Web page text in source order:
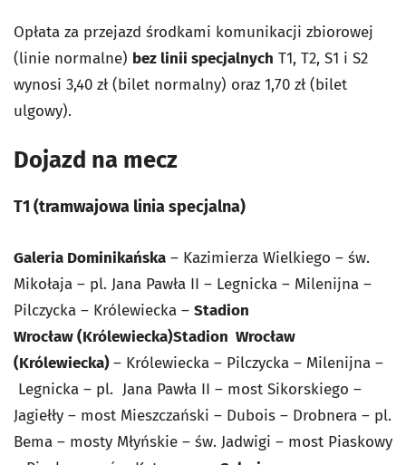
Opłata za przejazd środkami komunikacji zbiorowej
(linie normalne) bez linii specjalnych T1, T2, S1 i S2
wynosi 3,40 zł (bilet normalny) oraz 1,70 zł (bilet
ulgowy).
Dojazd na mecz
T1 (tramwajowa linia specjalna)
Galeria Dominikańska – Kazimierza Wielkiego – św.
Mikołaja – pl. Jana Pawła II – Legnicka – Milenijna –
Pilczycka – Królewiecka – Stadion
Wrocław(Królewiecka)Stadion Wrocław
(Królewiecka)– Królewiecka – Pilczycka – Milenijna –
Legnicka – pl. Jana Pawła II – most Sikorskiego –
Jagiełły – most Mieszczański – Dubois – Drobnera – pl.
Bema – mosty Młyńskie – św. Jadwigi – most Piaskowy